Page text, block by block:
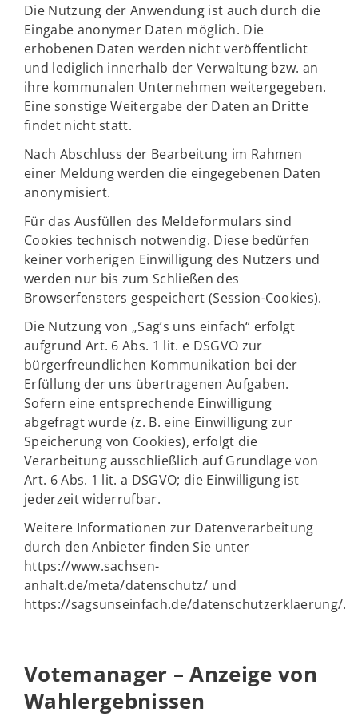
Die Nutzung der Anwendung ist auch durch die
Eingabe anonymer Daten möglich. Die
erhobenen Daten werden nicht veröffentlicht
und lediglich innerhalb der Verwaltung bzw. an
ihre kommunalen Unternehmen weitergegeben.
Eine sonstige Weitergabe der Daten an Dritte
findet nicht statt.
Nach Abschluss der Bearbeitung im Rahmen
einer Meldung werden die eingegebenen Daten
anonymisiert.
Für das Ausfüllen des Meldeformulars sind
Cookies technisch notwendig. Diese bedürfen
keiner vorherigen Einwilligung des Nutzers und
werden nur bis zum Schließen des
Browserfensters gespeichert (Session-Cookies).
Die Nutzung von „Sag’s uns einfach“ erfolgt
aufgrund Art. 6 Abs. 1 lit. e DSGVO zur
bürgerfreundlichen Kommunikation bei der
Erfüllung der uns übertragenen Aufgaben.
Sofern eine entsprechende Einwilligung
abgefragt wurde (z. B. eine Einwilligung zur
Speicherung von Cookies), erfolgt die
Verarbeitung ausschließlich auf Grundlage von
Art. 6 Abs. 1 lit. a DSGVO; die Einwilligung ist
jederzeit widerrufbar.
Weitere Informationen zur Datenverarbeitung
durch den Anbieter finden Sie unter
https://www.sachsen-
anhalt.de/meta/datenschutz/ und
https://sagsunseinfach.de/datenschutzerklaerung/.
Votemanager – Anzeige von
Wahlergebnissen